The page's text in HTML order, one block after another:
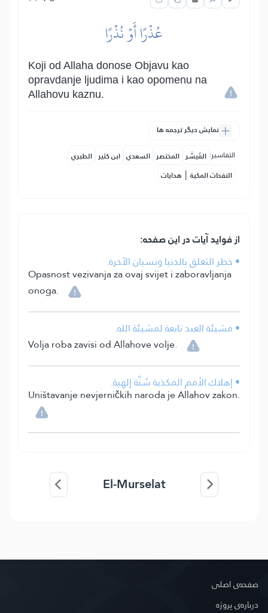
عُذۡرًا أَوۡ نُذۡرًا
Koji od Allaha donose Objavu kao
opravdanje ljudima i kao opomenu na
Allahovu kaznu.
نمایش دیگر ترجمه ها
التفاسير: المُيسَّر المختصر السعدي ابن كثير الطبري
النفحات المكية | هدايات
از فواید آیات در این صفحه:
• خطر التعلق بالدنيا ونسيان الآخرة.
Opasnost vezivanja za ovaj svijet i zaboravljanja
onoga.
• مشيئة العبد تابعة لمشيئة الله.
Volja roba zavisi od Allahove volje.
• إهلاك الأمم المكذبة سُنَّة إلهية.
Uništavanje nevjerničkih naroda je Allahov zakon.
El-Murselat
صفحه‌ى اصلى
درباره‌ى پروژه